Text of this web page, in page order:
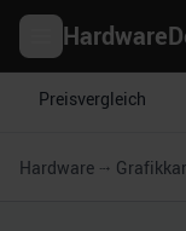
Preisvergleich
Hardware